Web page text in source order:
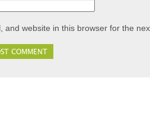
and website in this browser for the